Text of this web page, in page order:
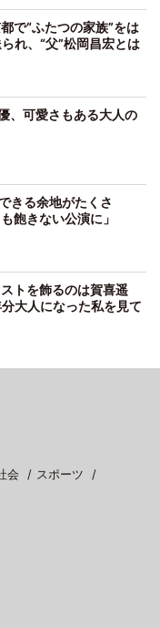
で“ふたつの家族”をは
れ、“父”松岡昌宏とは
、可愛さもある大人の
きる余地がたくさ
飽きない公演に」
トを飾るのは賀喜遥
大人になった私を見て
会
スポーツ